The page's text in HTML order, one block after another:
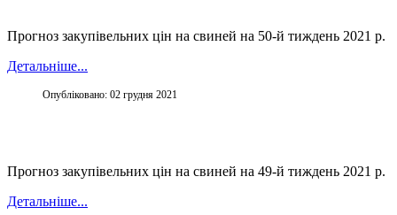
Прогноз закупівельних цін на свиней на 50-й тиждень 2021 р.
Детальніше...
Опубліковано: 02 грудня 2021
Прогноз закупівельних цін на свиней на 49-й тиждень 2021 р.
Детальніше...